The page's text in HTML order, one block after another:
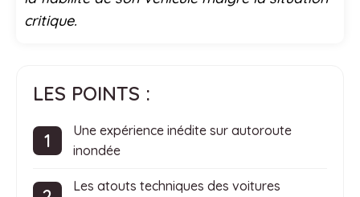
critique.
LES POINTS :
Une expérience inédite sur autoroute
inondée
Les atouts techniques des voitures